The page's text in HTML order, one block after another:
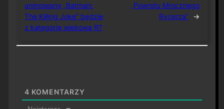
animowany „Batman:
The Killing Joke” będzie
z kategorią wiekową R?
„Powrotu Mrocznego
Rycerza” →
4 KOMENTARZY